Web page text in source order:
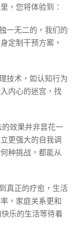
，您将体验到：
一无二的，我们的
定制干预方案，
技术，如认知行为
内心的迷宫，找
效果并非昙花一
更强大的自我调
种挑战，都能从
真正的疗愈，生活
，家庭关系更和
乐的生活等待着